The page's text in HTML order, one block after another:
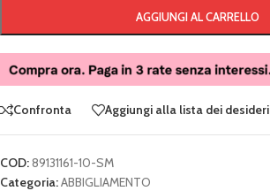
AGGIUNGI AL CARRELLO
Confronta Aggiungi alla lista dei desideri
COD:89131161-10-SM
Categoria:ABBIGLIAMENTO